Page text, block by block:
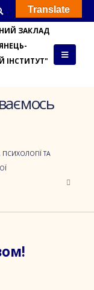
ЗАКЛАД
ІНСТИТУТ"
ТА
Translate